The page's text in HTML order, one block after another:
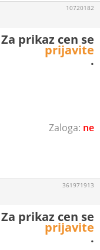
ne
10720182
Za prikaz cen se
prijavite
.
361971913
Za prikaz cen se
prijavite
.